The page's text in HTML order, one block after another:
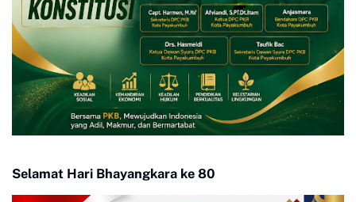
Selamat Hari Bhayangkara ke 80